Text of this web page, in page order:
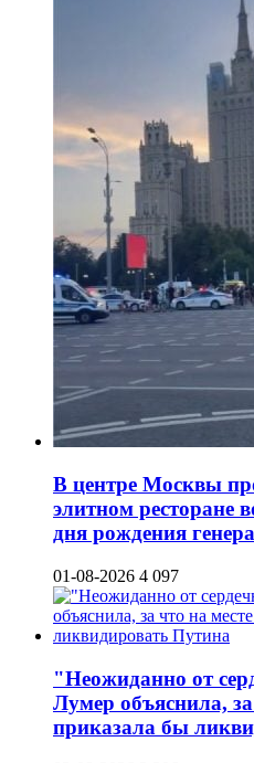
В центре Москвы
элитном ресторане
дня рождения
01-08-2026 4 097
"Неожиданно от
Лумер объяснила,
приказала бы